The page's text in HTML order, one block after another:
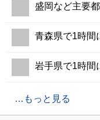
もっと見る